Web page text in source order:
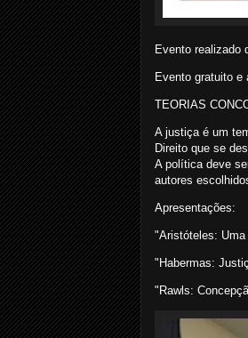
Evento realizado
Evento gratuito e
TEORIAS
A justiça é um
Direito que se
A política deve
autores
Apresentações:
"Aristóteles: Uma
"Habermas:
"Rawls: